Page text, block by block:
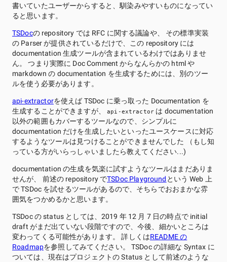
書いていたユーザーからすると、馴染みやすいものになってい
ると思います。
TSDocの repository では RFC に関する議論や、 その標準実装
の Parser が提供されているだけで、この repository には
documentation 生成ツールが含まれているわけではありませ
ん。 つまり実際に Doc Comment からなんらかの html や
markdown の documentation を生成するためには、別のツー
ルを使う必要があります。
api-extractorを使えば TSDoc に乗っ取った Documentation を
生成することができますが、api-extractor は documentation
以外の範囲もカバーするツールなので、シンプルに
documentation だけを生成したいといったユースケースに対応
するようなツールは見つけることができませんでした （もし知
っている方がいらっしゃいましたら教えてください...)
documentation の生成を気楽に試すようなツールはまだありま
せんが、 前述の repository でTSDoc Playground という Web 上
で TSDoc を試せるツールがあるので、そちらでおおまかな雰
囲気をつかめるかと思います。
TSDoc の status としては、2019 年 12 月 7 日の時点で initial
draft がまだ出ていない段階ですので、今後、細かいところは
変わってくる可能性があります。 詳しくはREADME の
Roadmapを参照してみてください。 TSDoc の詳細な Syntax に
ついては、現在はプロジェクトの Status として前述のような